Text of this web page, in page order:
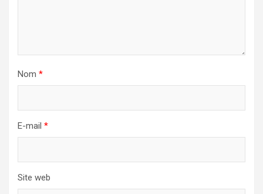
Nom *
E-mail *
Site web